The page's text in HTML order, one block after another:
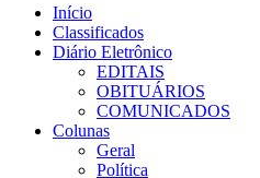
Início
Classificados
Diário Eletrônico
EDITAIS
OBITUÁRIOS
COMUNICADOS
Colunas
Geral
Política